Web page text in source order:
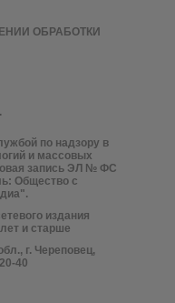
по надзору в
и массовых
запись ЭЛ № ФС
Общество с
издания
и старше
г. Череповец,
40
ОБРАБОТКИ